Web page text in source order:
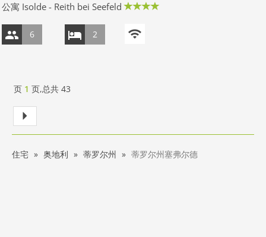
公寓 Isolde - Reith bei Seefeld
6 2
页 1 页,总共 43
住宅 奥地利 蒂罗尔州 蒂罗尔州塞弗尔德